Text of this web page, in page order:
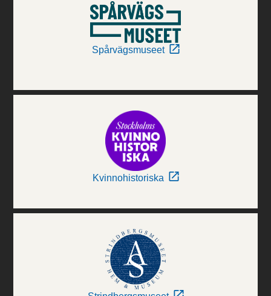
Spårvägsmuseet
Kvinnohistoriska